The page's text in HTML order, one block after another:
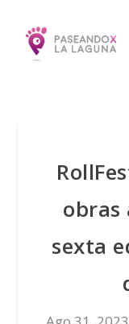
obras
sexta